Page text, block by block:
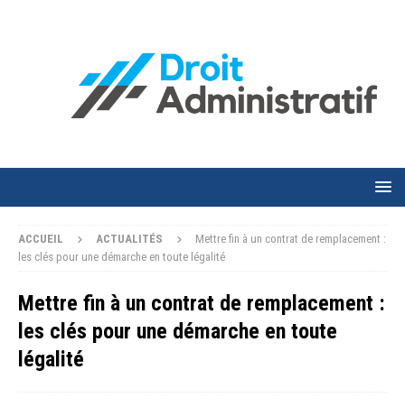
ACCUEIL ACTUALITÉS
Mettre fin à un contrat de remplacement :
les clés pour une démarche en toute légalité
Mettre fin à un contrat de remplacement :
les clés pour une démarche en toute
légalité